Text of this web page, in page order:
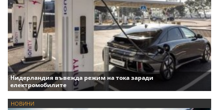
Нидерландия въвежда режим на тока заради
електромобилите
НОВИНИ